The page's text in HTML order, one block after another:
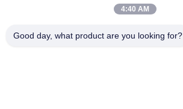
0086-18148506772
4:40 AM
Good day, what product are you looking for?